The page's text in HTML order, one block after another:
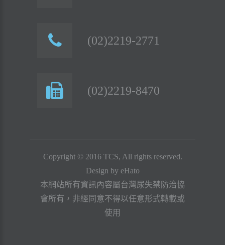
(02)2219-2771
(02)2219-8470
Copyright © 2016 TCS, All rights reserved.
Design by eHato
本網站所有資訊內容屬台灣尿失禁防治協
會所有，非經同意不得以任意形式轉載或
使用